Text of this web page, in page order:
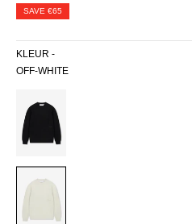
SAVE €65
KLEUR -
OFF-WHITE
BLACK
WHITE